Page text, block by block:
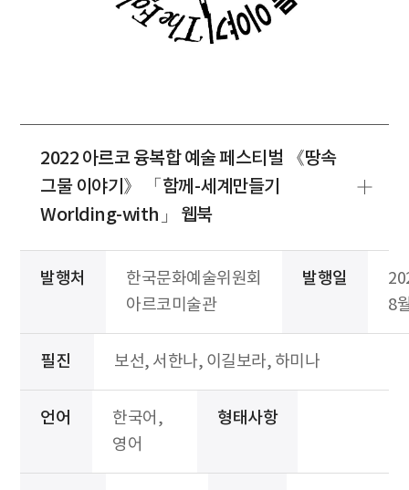
2022 아르코 융복합 예술 페스티벌 《땅속
그물 이야기》 「함께-세계만들기
Worlding-with」 웹북
발행처
한국문화예술위원회
아르코미술관
발행일
8
필진 보선, 서한나, 이길보라, 하미나
언어
한국어,
영어
형태사항